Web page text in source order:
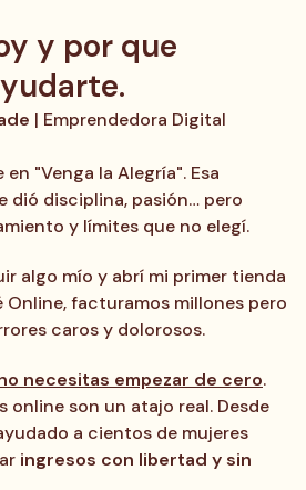
y por que
| Emprendedora Digital
"Venga la Alegría". Esa
dió disciplina, pasión… pero
y límites que no elegí.
algo mío y abrí mi primer tienda
Online, facturamos millones pero
caros y dolorosos.
necesitas empezar de cero.
online son un atajo real. Desde
a cientos de mujeres
ingresos con libertad y sin